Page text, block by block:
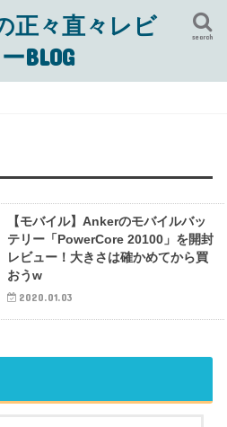
正々直々レビ
BLOG
search
【モバイル】Ankerのモバイルバッ
テリー「PowerCore 20100」を開封
レビュー！大きさは確かめてから買
おうw
2020.01.03